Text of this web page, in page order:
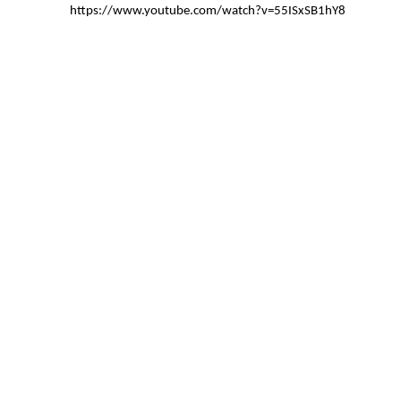
https://www.youtube.com/watch?v=55ISxSB1hY8